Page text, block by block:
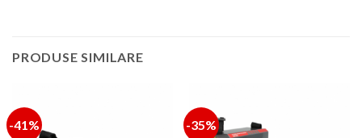
PRODUSE SIMILARE
-41% -35%